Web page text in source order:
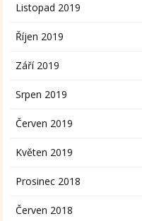
Listopad 2019
Říjen 2019
Září 2019
Srpen 2019
Červen 2019
Květen 2019
Prosinec 2018
Červen 2018